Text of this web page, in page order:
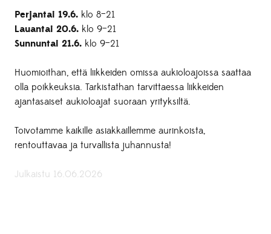
Perjantai 19.6. klo 8–21
Lauantai 20.6. klo 9–21
Sunnuntai 21.6. klo 9–21
Huomioithan, että liikkeiden omissa aukioloajoissa saattaa
olla poikkeuksia. Tarkistathan tarvittaessa liikkeiden
ajantasaiset aukioloajat suoraan yrityksiltä.
Toivotamme kaikille asiakkaillemme aurinkoista,
rentouttavaa ja turvallista juhannusta!
Julkaistu 16.06.2026